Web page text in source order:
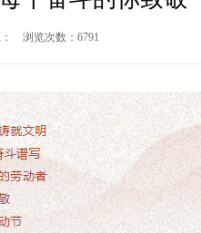
浏览次数：6791